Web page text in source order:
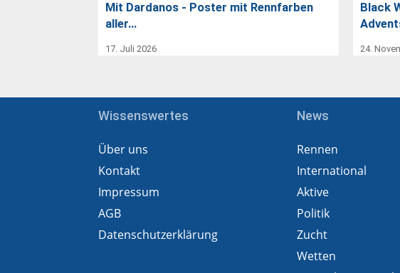
Mit Dardanos - Poster mit Rennfarben
aller…
17. Juli 2026
Black
24.
Wissenswertes
Über uns
Kontakt
Impressum
AGB
Datenschutzerklärung
News
Rennen
International
Aktive
Politik
Zucht
Wetten